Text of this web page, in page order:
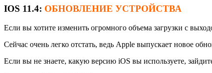
IOS 11.4: ОБНОВЛЕНИЕ УСТРОЙСТВА
Если вы хотите изменить огромного объема загрузки с
Сейчас очень легко отстать, ведь Apple выпускает новое
Если вы не знаете, какую версию iOS вы используете,